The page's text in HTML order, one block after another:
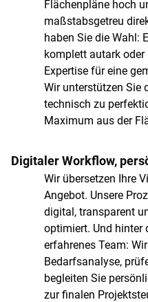
Flächenpläne hoch
maßstabsgetreu
haben Sie die Wahl:
komplett autark oder
Expertise für eine
Wir unterstützen Sie
technisch zu
Maximum aus der
Digitaler Workflow,
Wir übersetzen Ihre
Angebot. Unsere
digital, transparent
optimiert. Und hinter
erfahrenes Team:
Bedarfsanalyse,
begleiten Sie
zur finalen